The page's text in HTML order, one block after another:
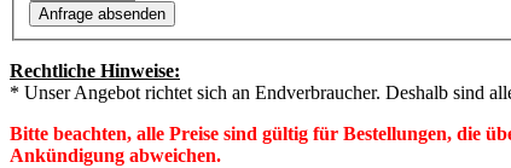
Rechtliche Hinweise:
* Unser Angebot richtet sich an Endverbraucher. Deshalb sind
Bitte beachten, alle Preise sind gültig für Bestellungen, die
Ankündigung abweichen.